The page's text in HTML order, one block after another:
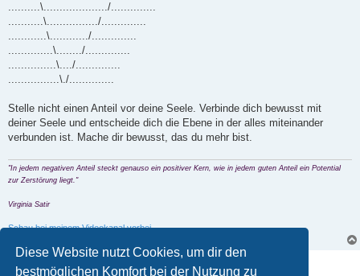
Diese Website nutzt Cookies, um dir den
bestmöglichen Komfort bei der Nutzung zu
..........\..................../..............
...........\................/..............
............\............/..............
..............\......../..............
...............\..../..............
................\./..............
Stelle nicht einen Anteil vor deine Seele. Verbinde dich bewusst mit
deiner Seele und entscheide dich die Ebene in der alles miteinander
verbunden ist. Mache dir bewusst, das du mehr bist.
"In jedem negativen Anteil steckt genauso ein positiver Kern, wie in jedem guten Anteil ein Potential
zur Zerstörung liegt."
Virginia Satir
Schau bei meinem Videokanal vorbei
Antworten